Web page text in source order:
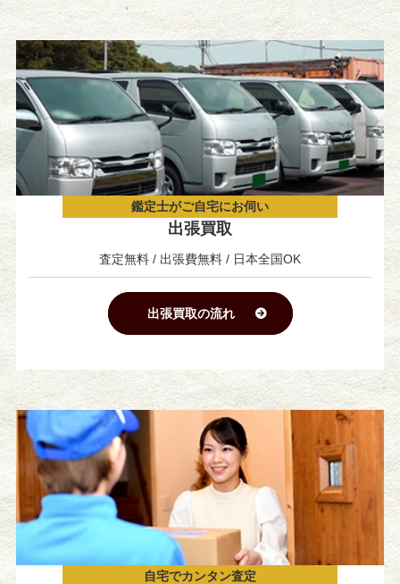
鑑定士がご自宅にお伺い
出張買取
査定無料 / 出張費無料 / 日本全国OK
出張買取の流れ
自宅でカンタン査定